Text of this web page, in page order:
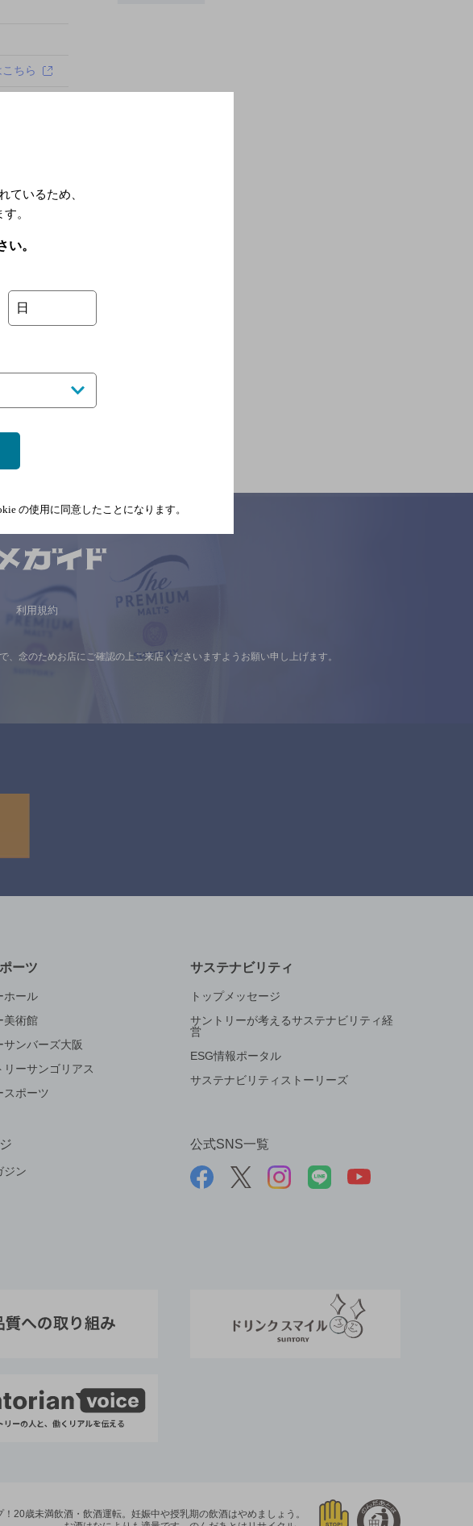
ちら
るなび]
利用規約
、 念のためお店にご確認の上ご来店くださいますようお願い申し上げます。
ーツ
ホール
美術館
サンバーズ大阪
リーサンゴリアス
スポーツ
サステナビリティ
トップメッセージ
サントリーが考えるサステナビリティ経
営
ESG情報ポータル
サステナビリティストーリーズ
ジン
公式SNS一覧
！20歳未満飲酒・飲酒運転。 妊娠中や授乳期の飲酒はやめましょう。
ているため、
。
い。
日
の使用に同意したことになります。